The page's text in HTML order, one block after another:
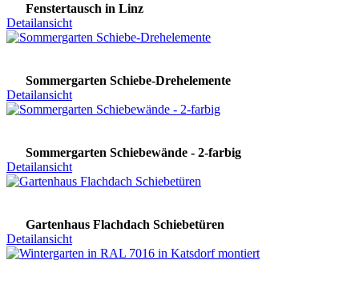
Fenstertausch in Linz
Detailansicht
Sommergarten Schiebe-Drehelemente
Detailansicht
Sommergarten Schiebewände - 2-farbig
Detailansicht
Gartenhaus Flachdach Schiebetüren
Detailansicht